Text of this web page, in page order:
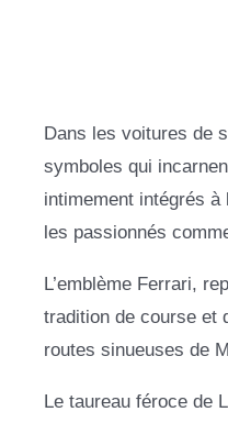
Dans les voitures de
symboles qui
intimement intégrés à
les passionnés
L’emblème Ferrari,
tradition de course et
routes sinueuses de
Le taureau féroce de